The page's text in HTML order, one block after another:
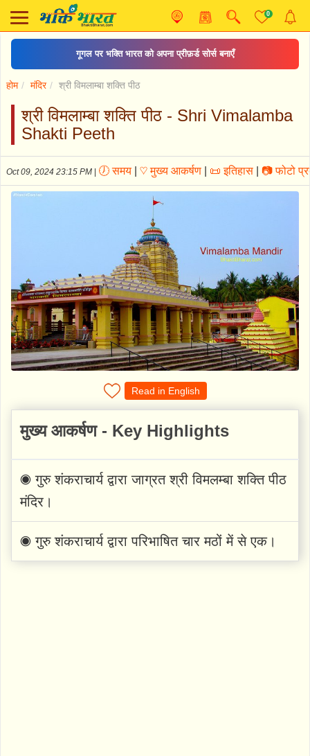
0
शिव चालीसा
होम मंदिर श्री विमलाम्बा शक्ति पीठ
श्री विमलाम्बा शक्ति पीठ - Shri Vimalamba
Shakti Peeth
Oct 09, 2024 23:15 PM 🕖 समय ♡ मुख्य आकर्षण 📜 इतिहास 📷 फोटो
Read in English
मुख्य आकर्षण - Key Highlights
◉ गुरु शंकराचार्य द्वारा जाग्रत श्री विमलम्बा शक्ति पीठ
मंदिर।
◉ गुरु शंकराचार्य द्वारा परिभाषित चार मठों में से एक।